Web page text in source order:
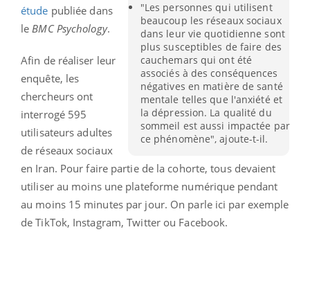
"Les personnes qui utilisent
beaucoup les réseaux sociaux
dans leur vie quotidienne sont
plus susceptibles de faire des
cauchemars qui ont été
associés à des conséquences
négatives en matière de santé
mentale telles que l'anxiété et
la dépression. La qualité du
sommeil est aussi impactée par
ce phénomène", ajoute-t-il.
étude publiée dans
le BMC Psychology.
Afin de réaliser leur
enquête, les
chercheurs ont
interrogé 595
utilisateurs adultes
de réseaux sociaux
en Iran. Pour faire partie de la cohorte, tous devaient
utiliser au moins une plateforme numérique pendant
au moins 15 minutes par jour. On parle ici par exemple
de TikTok, Instagram, Twitter ou Facebook.